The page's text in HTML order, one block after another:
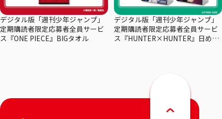
デジタル版「週刊少年ジャンプ」
定期購読者限定応募者全員サービ
ス『ONE PIECE』BIGタオル
デジタル版「週刊少年ジャンプ」
定期購読者限定応募者全員サービ
ス『HUNTER×HUNTER』日めく